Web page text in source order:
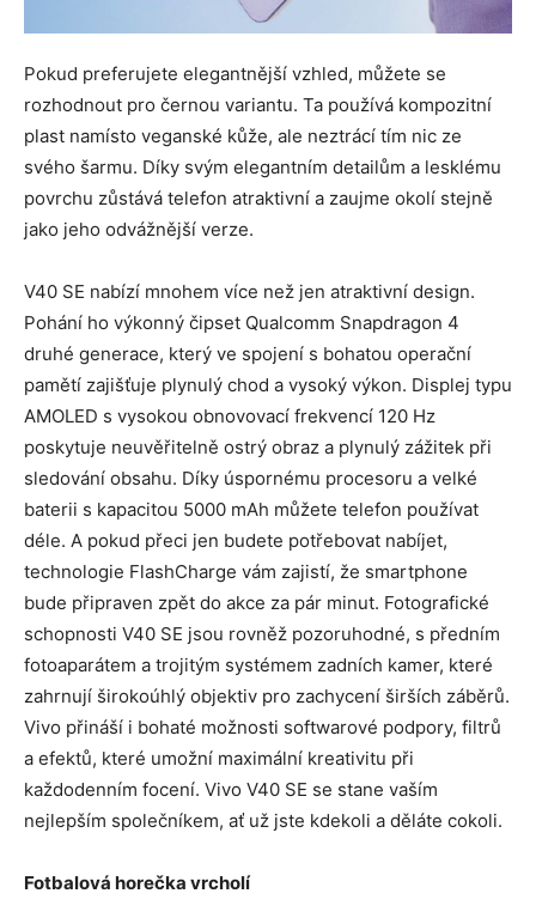
Pokud preferujete elegantnější vzhled, můžete se
rozhodnout pro černou variantu. Ta používá kompozitní
plast namísto veganské kůže, ale neztrácí tím nic ze
svého šarmu. Díky svým elegantním detailům a lesklému
povrchu zůstává telefon atraktivní a zaujme okolí stejně
jako jeho odvážnější verze.
V40 SE nabízí mnohem více než jen atraktivní design.
Pohání ho výkonný čipset Qualcomm Snapdragon 4
druhé generace, který ve spojení s bohatou operační
pamětí zajišťuje plynulý chod a vysoký výkon. Displej typu
AMOLED s vysokou obnovovací frekvencí 120 Hz
poskytuje neuvěřitelně ostrý obraz a plynulý zážitek při
sledování obsahu. Díky úspornému procesoru a velké
baterii s kapacitou 5000 mAh můžete telefon používat
déle. A pokud přeci jen budete potřebovat nabíjet,
technologie FlashCharge vám zajistí, že smartphone
bude připraven zpět do akce za pár minut. Fotografické
schopnosti V40 SE jsou rovněž pozoruhodné, s předním
fotoaparátem a trojitým systémem zadních kamer, které
zahrnují širokoúhlý objektiv pro zachycení širších záběrů.
Vivo přináší i bohaté možnosti softwarové podpory, filtrů
a efektů, které umožní maximální kreativitu při
každodenním focení. Vivo V40 SE se stane vaším
nejlepším společníkem, ať už jste kdekoli a děláte cokoli.
Fotbalová horečka vrcholí